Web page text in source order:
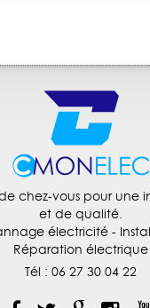
chez-vous pour une
et de qualité.
électricité -
Réparation électrique
Tél : 06 27 30 04 22